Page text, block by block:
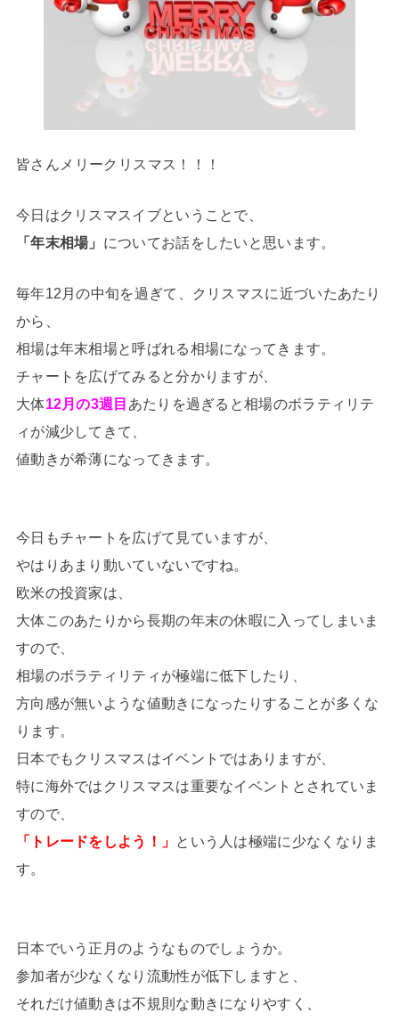
皆さんメリークリスマス！！！
今日はクリスマスイブということで、
「年末相場」 についてお話をしたいと思います。
毎年12月の中旬を過ぎて、クリスマスに近づいたあたり
から、
相場は年末相場と呼ばれる相場になってきます。
チャートを広げてみると分かりますが、
大体12月の3週目 あたりを過ぎると相場のボラティリテ
ィが減少してきて、
値動きが希薄になってきます。
今日もチャートを広げて見ていますが、
やはりあまり動いていないですね。
欧米の投資家は、
大体このあたりから長期の年末の休暇に入ってしまいま
すので、
相場のボラティリティが極端に低下したり、
方向感が無いような値動きになったりすることが多くな
ります。
日本でもクリスマスはイベントではありますが、
特に海外ではクリスマスは重要なイベントとされていま
すので、
「トレードをしよう！」 という人は極端に少なくなりま
す。
日本でいう正月のようなものでしょうか。
参加者が少なくなり流動性が低下しますと、
それだけ値動きは不規則な動きになりやすく、